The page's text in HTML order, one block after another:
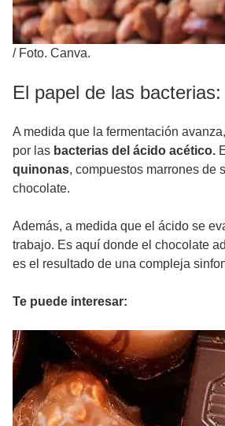
/ Foto. Canva.
El papel de las
A medida que la fermentación
por las bacterias del ácido acético.
quinonas, compuestos marrones de
chocolate.
Además, a medida que el ácido se
trabajo. Es aquí donde el chocolate
es el resultado de una compleja
Te puede interesar: